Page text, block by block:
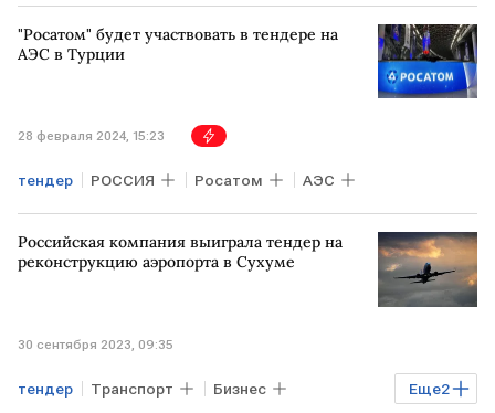
"Росатом" будет участвовать в тендере на
АЭС в Турции
28 февраля 2024, 15:23
тендер РОССИЯ Росатом АЭС
Российская компания выиграла тендер на
реконструкцию аэропорта в Сухуме
30 сентября 2023, 09:35
Еще2
тендер Транспорт Бизнес